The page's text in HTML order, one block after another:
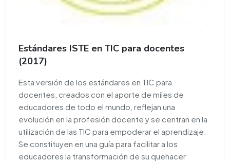
Estándares ISTE en TIC para docentes
(2017)
Esta versión de los estándares en TIC para
docentes, creados con el aporte de miles de
educadores de todo el mundo, reflejan una
evolución en la profesión docente y se centran en la
utilización de las TIC para empoderar el aprendizaje.
Se constituyen en una guía para facilitar a los
educadores la transformación de su quehacer